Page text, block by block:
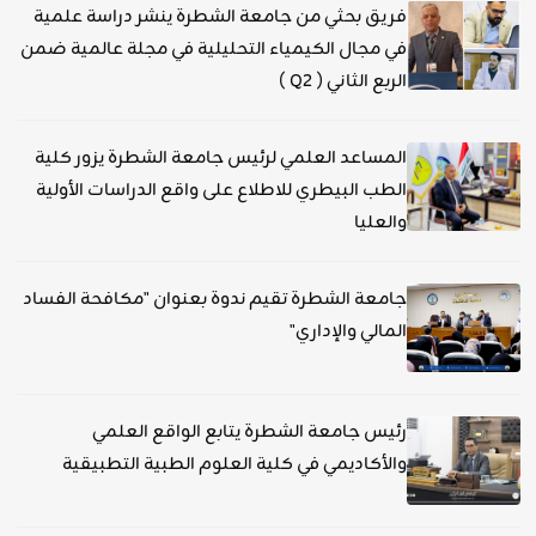
فريق بحثي من جامعة الشطرة ينشر دراسة علمية
في مجال الكيمياء التحليلية في مجلة عالمية ضمن
الربع الثاني ( Q2 )
المساعد العلمي لرئيس جامعة الشطرة يزور كلية
الطب البيطري للاطلاع على واقع الدراسات الأولية
والعليا
جامعة الشطرة تقيم ندوة بعنوان "مكافحة الفساد
المالي والإداري"
رئيس جامعة الشطرة يتابع الواقع العلمي
والأكاديمي في كلية العلوم الطبية التطبيقية